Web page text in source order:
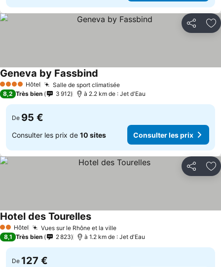
Partager
4 Étoiles Hôtel Salle de sport climatisée
Geneva by Fassbind
8,2 Très bien 3 912 à 2.2 km de : Jet d'Eau
De 95 €
Consulter les prix de 10 sites Consulter les prix
Partager
2 Étoiles
Hôtel Vues sur le Rhône et la ville
Hotel des Tourelles
8,1 Très bien 2 823 à 1.2 km de : Jet d'Eau
De 127 €